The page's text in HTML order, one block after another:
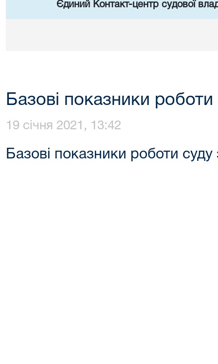
Єдиний Контакт-центр судової
Базові показники роботи
19 січня 2021, 13:42
Базові показники роботи суду